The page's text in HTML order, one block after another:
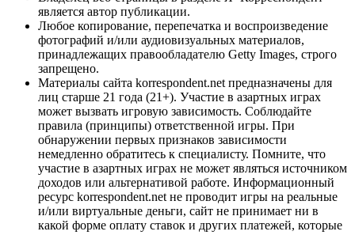
является автор публикации.
Любое копирование, перепечатка и воспроизведение
фотографий и/или аудиовизуальных материалов,
принадлежащих правообладателю Getty Images, строго
запрещено.
Материалы сайта korrespondent.net предназначены для
лиц старше 21 года (21+). Участие в азартных играх
может вызвать игровую зависимость. Соблюдайте
правила (принципы) ответственной игры. При
обнаружении первых признаков зависимости
немедленно обратитесь к специалисту. Помните, что
участие в азартных играх не может являться источником
доходов или альтернативой работе. Информационный
ресурс korrespondent.net не проводит игры на реальные
и/или виртуальные деньги, сайт не принимает ни в
какой форме оплату ставок и других платежей, которые